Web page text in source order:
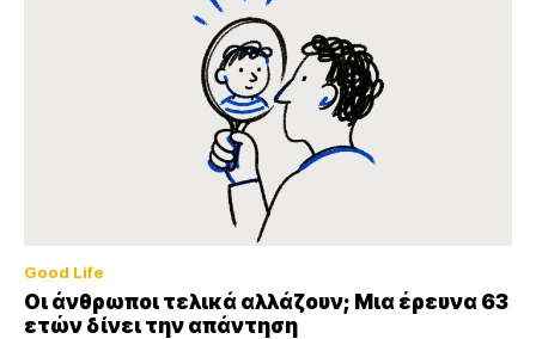
Good Life
Οι άνθρωποι τελικά αλλάζουν; Μια έρευνα 63
ετών δίνει την απάντηση